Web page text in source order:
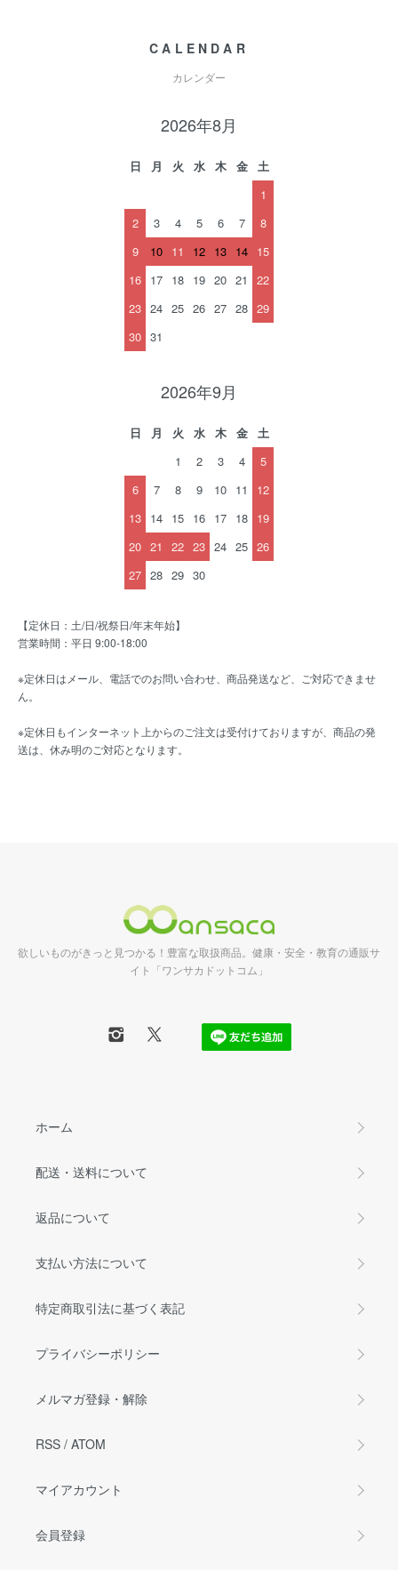
CALENDAR
カレンダー
2026年8月
日 月 火 水 木 金
土
1
2
3 4 5 6 7
8
9
10 11 12 13 14 15
16 17 18 19 20 21
22
23 24 25 26 27 28 29
30 31
2026年9月
日 月 火 水 木 金
土
1
2 3 4
5
6
7 8 9 10 11
12
13 14 15 16 17 18 19
20 21 22 23 24 25 26
27 28 29 30
【定休日：土/日/祝祭日/年末年始】
営業時間：平日 9:00-18:00
※定休日はメール、電話でのお問い合わせ、商品発送など、ご対応できませ
ん。
※定休日もインターネット上からのご注文は受付けておりますが、商品の発
送は、休み明のご対応となります。
欲しいものがきっと見つかる！豊富な取扱商品。健康・安全・教育の通販サ
イト「ワンサカドットコム」
ホーム
配送・送料について
返品について
支払い方法について
特定商取引法に基づく表記
プライバシーポリシー
メルマガ登録・解除
RSS / ATOM
マイアカウント
会員登録